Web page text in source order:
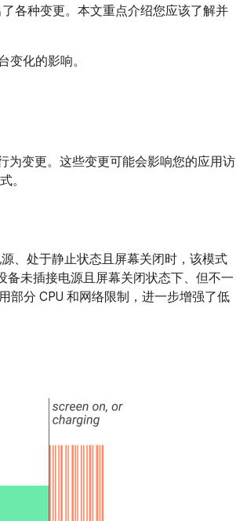
各种变更。本文重点介绍您应该了解并
化的影响。
为变更。这些变更可能会影响您的应用访
。
、处于静止状态且屏幕关闭时，该模式
备未插接电源且屏幕关闭状态下、但不一
部分 CPU 和网络限制，进一步增强了低